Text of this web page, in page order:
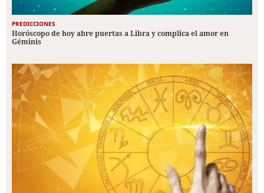
PREDICCIONES
Horóscopo de hoy abre puertas a Libra y complica el amor en
Géminis